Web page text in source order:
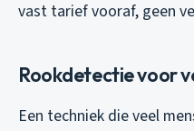
vast tarief vooraf, geen
Rookdetectie voor
Een techniek die veel